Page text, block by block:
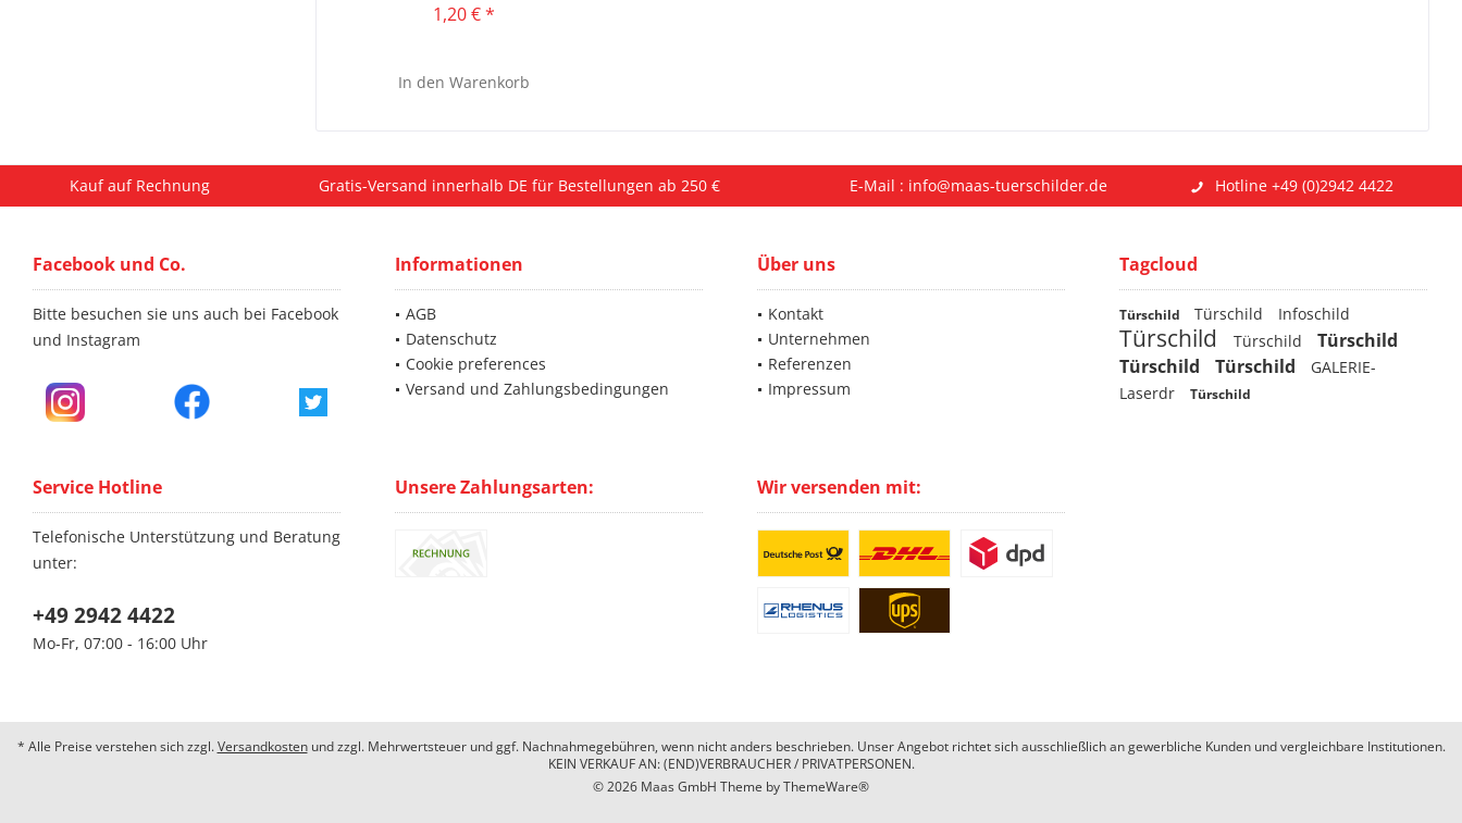
1,20 € *
In den Warenkorb
Kauf auf Rechnung Gratis-Versand innerhalb DE für Bestellungen ab 250 € E-Mail : info@maas-tuerschilder.de Hotline +49 (0)2942 4422
Facebook und Co.
Bitte besuchen sie uns auch bei Facebook
und Instagram
Informationen
AGB
Datenschutz
Cookie preferences
Versand und Zahlungsbedingungen
Über uns
Kontakt
Unternehmen
Referenzen
Impressum
Tagcloud
Türschild Türschild Infoschild
Türschild Türschild
Türschild
Türschild
Türschild
GALERIE-
Laserdr
Türschild
Service Hotline
Telefonische Unterstützung und Beratung
unter:
+49 2942 4422
Mo-Fr, 07:00 - 16:00 Uhr
Unsere Zahlungsarten: Wir versenden mit:
* Alle Preise verstehen sich zzgl.Versandkostenund zzgl. Mehrwertsteuer und ggf. Nachnahmegebühren, wenn nicht anders beschrieben. Unser Angebot richtet sich ausschließlich an gewerbliche Kunden und vergleichbare Institutionen.
KEIN VERKAUF AN: (END)VERBRAUCHER / PRIVATPERSONEN.
© 2026 Maas GmbH Theme byThemeWare®